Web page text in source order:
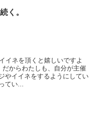
く。
イネを頂くと嬉しいですよ
からわたしも、自分が主催
やイイネをするようにしてい
てい...